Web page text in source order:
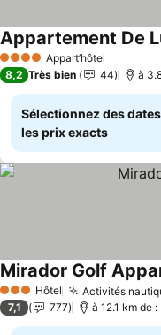
4 Étoiles Appart’hôtel
Appartement De
8,2 Très bien 44 à
Sélectionnez des
les prix exacts
3 ÉtoilesHôtel Activités
Mirador Golf
7,1 777 à 12.1 km de